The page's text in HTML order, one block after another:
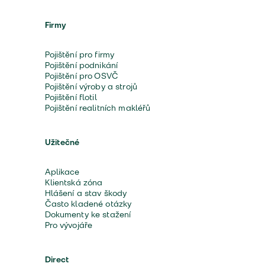
Firmy
Pojištění pro firmy
Pojištění podnikání
Pojištění pro OSVČ
Pojištění výroby a strojů
Pojištění flotil
Pojištění realitních makléřů
Užitečné
Aplikace
Klientská zóna
Hlášení a stav škody
Často kladené otázky
Dokumenty ke stažení
Pro vývojáře
Direct